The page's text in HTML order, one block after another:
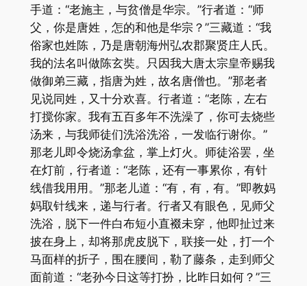
手道：“老施主，与贫僧是华宗。”行者道：“师
父，你是唐姓，怎的和他是华宗？”三藏道：“我
俗家也姓陈，乃是唐朝海州弘农郡聚贤庄人氏。
我的法名叫做陈玄奘。只因我大唐太宗皇帝赐我
做御弟三藏，指唐为姓，故名唐僧也。”那老者
见说同姓，又十分欢喜。行者道：“老陈，左右
打搅你家。我有五百多年不洗澡了，你可去烧些
汤来，与我师徒们洗浴洗浴，一发临行谢你。”
那老儿即令烧汤拿盆，掌上灯火。师徒浴罢，坐
在灯前，行者道：“老陈，还有一事累你，有针
线借我用用。”那老儿道：“有，有，有。”即教妈
妈取针线来，递与行者。行者又有眼色，见师父
洗浴，脱下一件白布短小直裰未穿，他即扯过来
披在身上，却将那虎皮脱下，联接一处，打一个
马面样的折子，围在腰间，勒了藤条，走到师父
面前道：“老孙今日这等打扮，比昨日如何？”三